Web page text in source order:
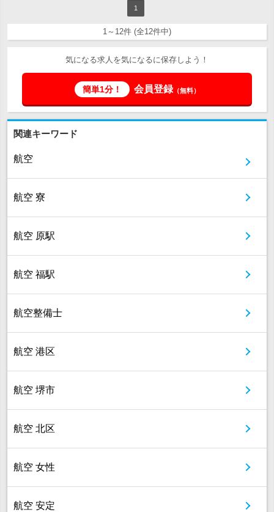
1
1～12件 (全12件中)
気になる求人を気になるに保存しよう！
簡単1分！ 会員登録（無料）
関連キーワード
航空
航空 寮
航空 原駅
航空 福駅
航空整備士
航空 港区
航空 堺市
航空 北区
航空 女性
航空 安定